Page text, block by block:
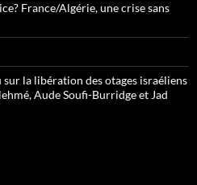
France/Algérie, une crise sans
la libération des otages israéliens
Aude Soufi-Burridge et Jad